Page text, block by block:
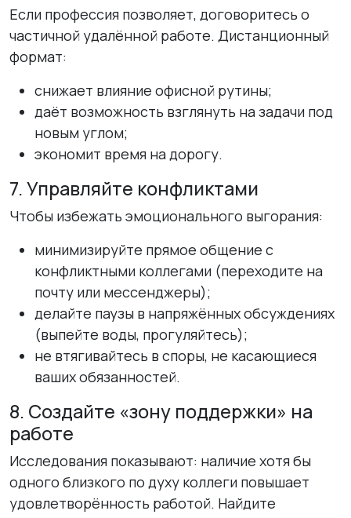
Если профессия позволяет, договоритесь о
частичной удалённой работе. Дистанционный
формат:
снижает влияние офисной рутины;
даёт возможность взглянуть на задачи под
новым углом;
экономит время на дорогу.
7. Управляйте конфликтами
Чтобы избежать эмоционального выгорания:
минимизируйте прямое общение с
конфликтными коллегами (переходите на
почту или мессенджеры);
делайте паузы в напряжённых обсуждениях
(выпейте воды, прогуляйтесь);
не втягивайтесь в споры, не касающиеся
ваших обязанностей.
8. Создайте «зону поддержки» на
работе
Исследования показывают: наличие хотя бы
одного близкого по духу коллеги повышает
удовлетворённость работой. Найдите